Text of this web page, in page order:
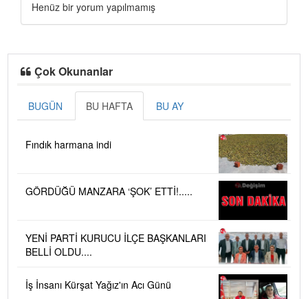
Henüz bir yorum yapılmamış
Çok Okunanlar
BUGÜN BU HAFTA BU AY
Fındık harmana indi
GÖRDÜĞÜ MANZARA ‘ŞOK’ ETTİ!.....
YENİ PARTİ KURUCU İLÇE BAŞKANLARI
BELLİ OLDU....
İş İnsanı Kürşat Yağız'ın Acı Günü